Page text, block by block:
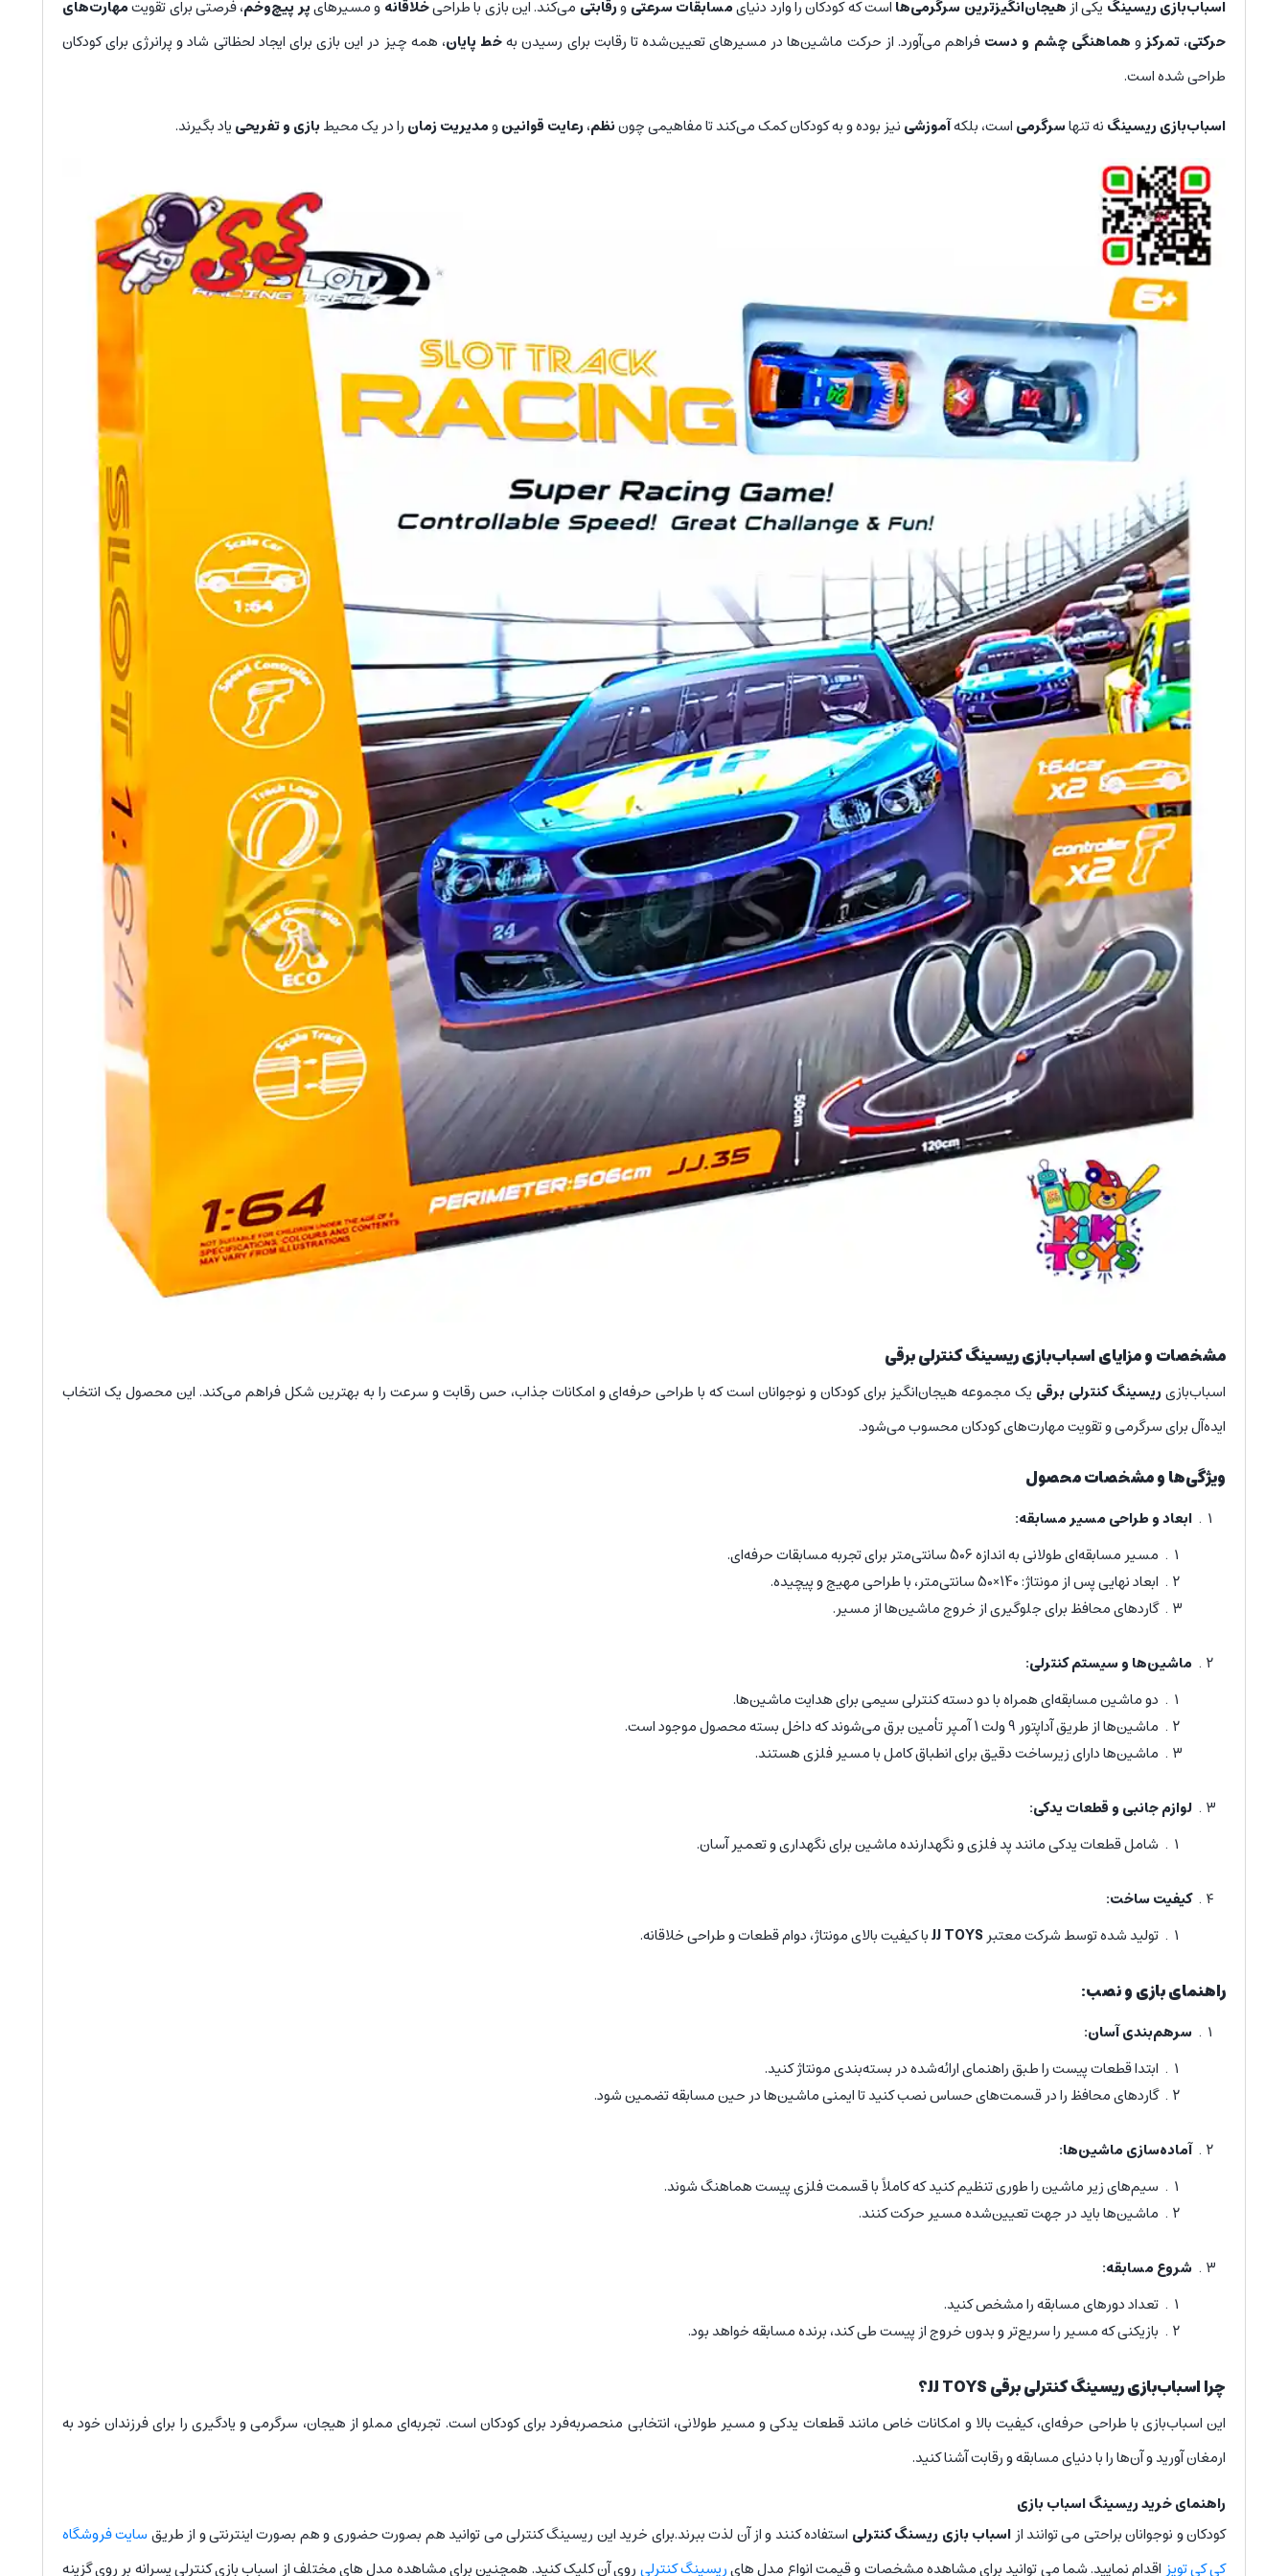
اسباب‌بازی ریسینگ یکی از هیجان‌انگیزترین سرگرمی‌ها است که کودکان را وارد دنیایمسابقات سرعتی ورقابتی می‌کند. این بازی با طراحیخلاقانه و مسیرهایپر پیچ‌وخم، فرصتی برای تقویتمهارت‌های
حرکتی، تمرکزو هماهنگی چشم و دست فراهم می‌آورد. از حرکت ماشین‌ها در مسیرهای تعیین‌شده تا رقابت برای رسیدن بهخط پایان، همه چیز در این بازی برای ایجاد لحظاتی شاد و پرانرژی برای کودکان
طراحی شده است.
اسباب‌بازی ریسینگ نه تنهاسرگرمی است، بلکهآموزشی نیز بوده و به کودکان کمک می‌کند تا مفاهیمی چوننظم،رعایت قوانینومدیریت زمان را در یک محیطبازی و تفریحی یاد بگیرند.
مشخصات و مزایای اسباب‌بازی ریسینگ کنترلی برقی
اسباب‌بازیریسینگ کنترلی برقی یک مجموعه هیجان‌انگیز برای کودکان و نوجوانان است که با طراحی حرفه‌ای و امکانات جذاب، حس رقابت و سرعت را به بهترین شکل فراهم می‌کند. این محصول یک انتخاب
ایده‌آل برای سرگرمی و تقویت مهارت‌های کودکان محسوب می‌شود.
ویژگی‌ها و مشخصات محصول
ابعاد و طراحی مسیر مسابقه:
مسیر مسابقه‌ای طولانی به اندازه 506 سانتی‌متر برای تجربه مسابقات حرفه‌ای.
ابعاد نهایی پس از مونتاژ: 140×50 سانتی‌متر، با طراحی مهیج و پیچیده.
گاردهای محافظ برای جلوگیری از خروج ماشین‌ها از مسیر.
ماشین‌ها و سیستم کنترلی:
دو ماشین مسابقه‌ای همراه با دو دسته کنترلی سیمی برای هدایت ماشین‌ها.
ماشین‌ها از طریق آداپتور 9 ولت 1 آمپر تأمین برق می‌شوند که داخل بسته محصول موجود است.
ماشین‌ها دارای زیرساخت دقیق برای انطباق کامل با مسیر فلزی هستند.
لوازم جانبی و قطعات یدکی:
شامل قطعات یدکی مانند پد فلزی و نگهدارنده ماشین برای نگهداری و تعمیر آسان.
کیفیت ساخت:
تولید شده توسط شرکت معتبر JJ TOYSبا کیفیت بالای مونتاژ، دوام قطعات و طراحی خلاقانه.
راهنمای بازی و نصب:
سرهم‌بندی آسان:
ابتدا قطعات پیست را طبق راهنمای ارائه‌شده در بسته‌بندی مونتاژ کنید.
گاردهای محافظ را در قسمت‌های حساس نصب کنید تا ایمنی ماشین‌ها در حین مسابقه تضمین شود.
آماده‌سازی ماشین‌ها:
سیم‌های زیر ماشین را طوری تنظیم کنید که کاملاً با قسمت فلزی پیست هماهنگ شوند.
ماشین‌ها باید در جهت تعیین‌شده مسیر حرکت کنند.
شروع مسابقه:
تعداد دورهای مسابقه را مشخص کنید.
بازیکنی که مسیر را سریع‌تر و بدون خروج از پیست طی کند، برنده مسابقه خواهد بود.
چرا اسباب‌بازی ریسینگ کنترلی برقی JJ TOYS؟
این اسباب‌بازی با طراحی حرفه‌ای، کیفیت بالا و امکانات خاص مانند قطعات یدکی و مسیر طولانی، انتخابی منحصربه‌فرد برای کودکان است. تجربه‌ای مملو از هیجان، سرگرمی و یادگیری را برای فرزندان خود به
ارمغان آورید و آن‌ها را با دنیای مسابقه و رقابت آشنا کنید.
راهنمای خرید ریسینگ اسباب بازی
کودکان و نوجوانان براحتی می توانند از اسباب بازی ریسنگ کنترلی استفاده کنند و از آن لذت ببرند.برای خرید این ریسینگ کنترلی می توانید هم بصورت حضوری و هم بصورت اینترنتی و از طریق سایت فروشگاه
کی کی تویز اقدام نمایید. شما می توانید برای مشاهده مشخصات و قیمت انواع مدل هایریسینگ کنترلی روی آن کلیک کنید. همچنین برای مشاهده مدل های مختلف از اسباب بازی کنترلی پسرانه بر روی گزینه